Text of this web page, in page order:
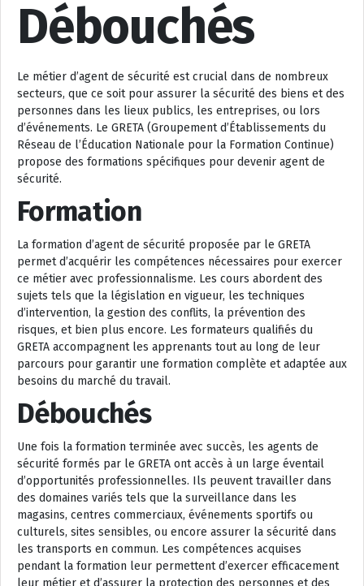
Débouchés
Le métier d’agent de sécurité est crucial dans de nombreux
secteurs, que ce soit pour assurer la sécurité des biens et des
personnes dans les lieux publics, les entreprises, ou lors
d’événements. Le GRETA (Groupement d’Établissements du
Réseau de l’Éducation Nationale pour la Formation Continue)
propose des formations spécifiques pour devenir agent de
sécurité.
Formation
La formation d’agent de sécurité proposée par le GRETA
permet d’acquérir les compétences nécessaires pour exercer
ce métier avec professionnalisme. Les cours abordent des
sujets tels que la législation en vigueur, les techniques
d’intervention, la gestion des conflits, la prévention des
risques, et bien plus encore. Les formateurs qualifiés du
GRETA accompagnent les apprenants tout au long de leur
parcours pour garantir une formation complète et adaptée aux
besoins du marché du travail.
Débouchés
Une fois la formation terminée avec succès, les agents de
sécurité formés par le GRETA ont accès à un large éventail
d’opportunités professionnelles. Ils peuvent travailler dans
des domaines variés tels que la surveillance dans les
magasins, centres commerciaux, événements sportifs ou
culturels, sites sensibles, ou encore assurer la sécurité dans
les transports en commun. Les compétences acquises
pendant la formation leur permettent d’exercer efficacement
leur métier et d’assurer la protection des personnes et des